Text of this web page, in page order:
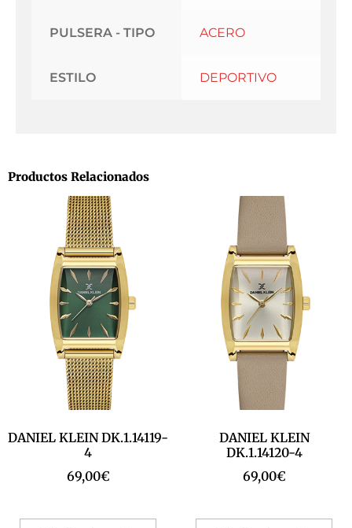
PULSERA - TIPO ACERO
ESTILO DEPORTIVO
Productos Relacionados
DANIEL KLEIN DK.1.14119-
4
69,00€
DANIEL KLEIN
DK.1.14120-4
69,00€